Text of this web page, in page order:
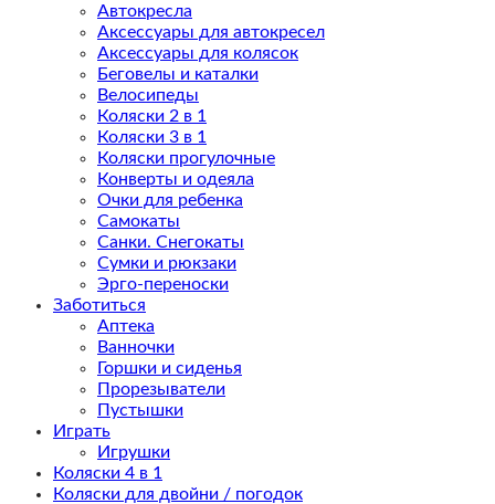
Автокресла
Аксессуары для автокресел
Аксессуары для колясок
Беговелы и каталки
Велосипеды
Коляски 2 в 1
Коляски 3 в 1
Коляски прогулочные
Конверты и одеяла
Очки для ребенка
Самокаты
Санки. Снегокаты
Сумки и рюкзаки
Эрго-переноски
Заботиться
Аптека
Ванночки
Горшки и сиденья
Прорезыватели
Пустышки
Играть
Игрушки
Коляски 4 в 1
Коляски для двойни / погодок